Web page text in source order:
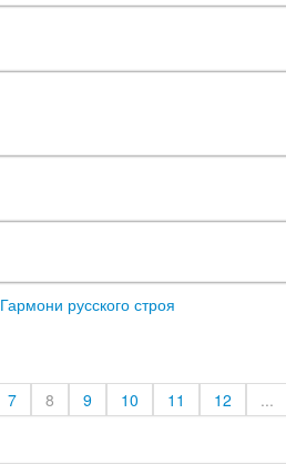
Гармони русского строя
7 8 9 10 11 12 ...